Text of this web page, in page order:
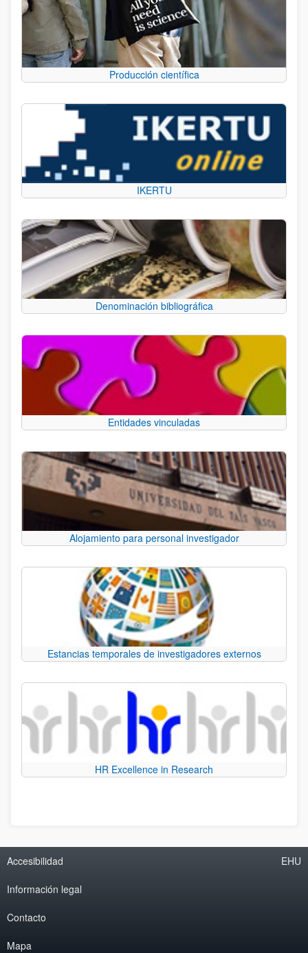
Producción científica
IKERTU
Denominación bibliográfica
Entidades vinculadas
Alojamiento para personal investigador
Estancias temporales de investigadores externos
HR Excellence in Research
Accesibilidad
Información legal
Contacto
Mapa
EHU